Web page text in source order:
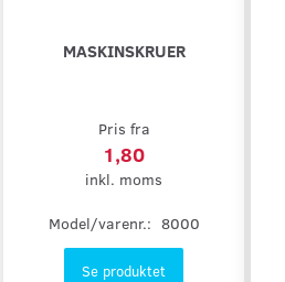
MASKINSKRUER
Pris fra
1,80
inkl. moms
Model/varenr.: 8000
Se produktet